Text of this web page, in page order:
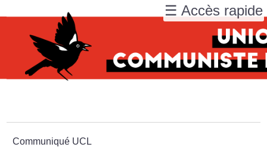
Communiqué UCL
☰ Accès rapide